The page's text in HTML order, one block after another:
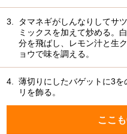
3.
タマネギがしんなりしてサ
ミックスを加えて炒める。
分を飛ばし、レモン汁と生
ョウで味を調える。
4.
薄切りにしたバゲットに3
リを飾る。
ここ